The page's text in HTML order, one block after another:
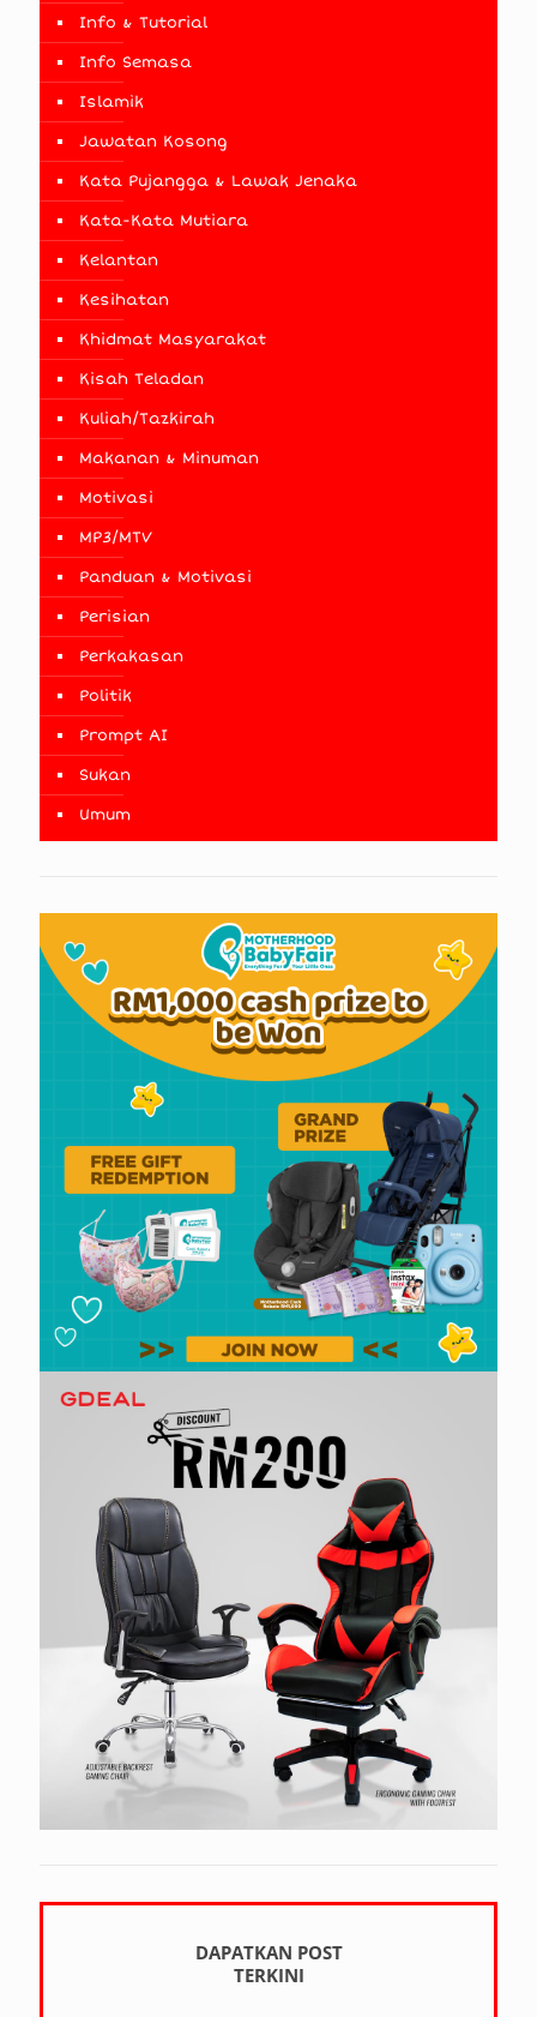
Info & Tutorial
Info Semasa
Islamik
Jawatan Kosong
Kata Pujangga & Lawak Jenaka
Kata-Kata Mutiara
Kelantan
Kesihatan
Khidmat Masyarakat
Kisah Teladan
Kuliah/Tazkirah
Makanan & Minuman
Motivasi
MP3/MTV
Panduan & Motivasi
Perisian
Perkakasan
Politik
Prompt AI
Sukan
Umum
DAPATKAN POST
TERKINI